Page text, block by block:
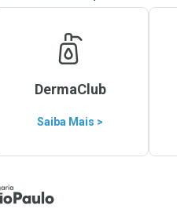
DermaClub
Saiba Mais >